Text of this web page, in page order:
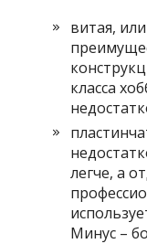
витая,
класса
легче, а
Минус –